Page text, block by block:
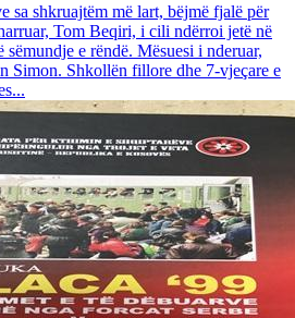
sa shkruajtëm më lart, bëjmë fjalë për
Tom Beqiri, i cili ndërroi jetë në
e rëndë. Mësuesi i nderuar,
Simon. Shkollën fillore dhe 7-vjeçare e